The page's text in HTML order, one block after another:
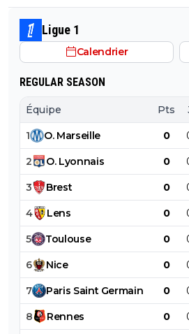
Paixao et d'aller engraisser les
l'OM. Le brésilien doit doit être
cette saison.
Ligue 1
Calendrier
REGULAR SEASON
Équipe Pts
1 O. Marseille 0
2 O. Lyonnais 0
3 Brest 0
4 Lens 0
5 Toulouse 0
6 Nice 0
7 Paris Saint Germain 0
8 Rennes 0